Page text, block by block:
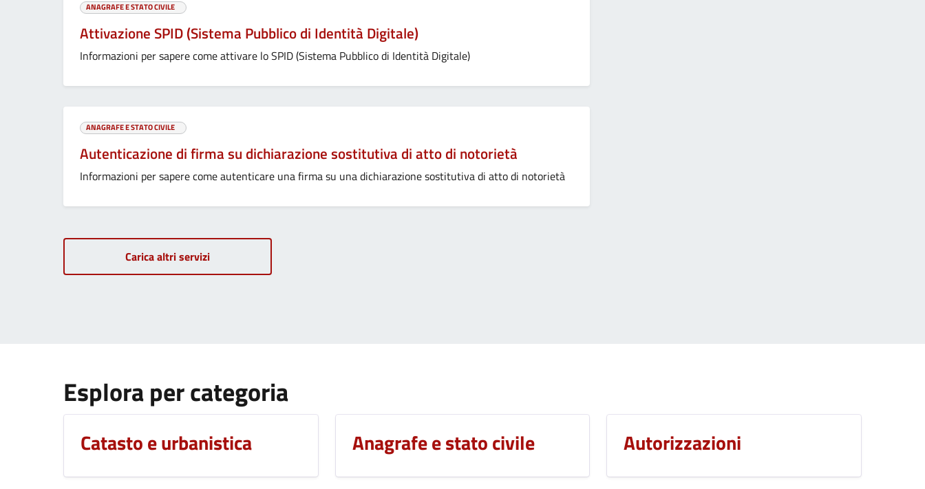
ANAGRAFE E STATO CIVILE
Attivazione SPID (Sistema Pubblico di Identità Digitale)
Informazioni per sapere come attivare lo SPID (Sistema Pubblico di Identità Digitale)
ANAGRAFE E STATO CIVILE
Autenticazione di firma su dichiarazione sostitutiva di atto di notorietà
Informazioni per sapere come autenticare una firma su una dichiarazione sostitutiva di atto di notorietà
Carica altri servizi
Esplora per categoria
Catasto e urbanistica Anagrafe e stato civile Autorizzazioni